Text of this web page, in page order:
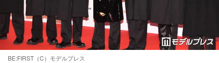
BE:FIRST（C）モデルプレス